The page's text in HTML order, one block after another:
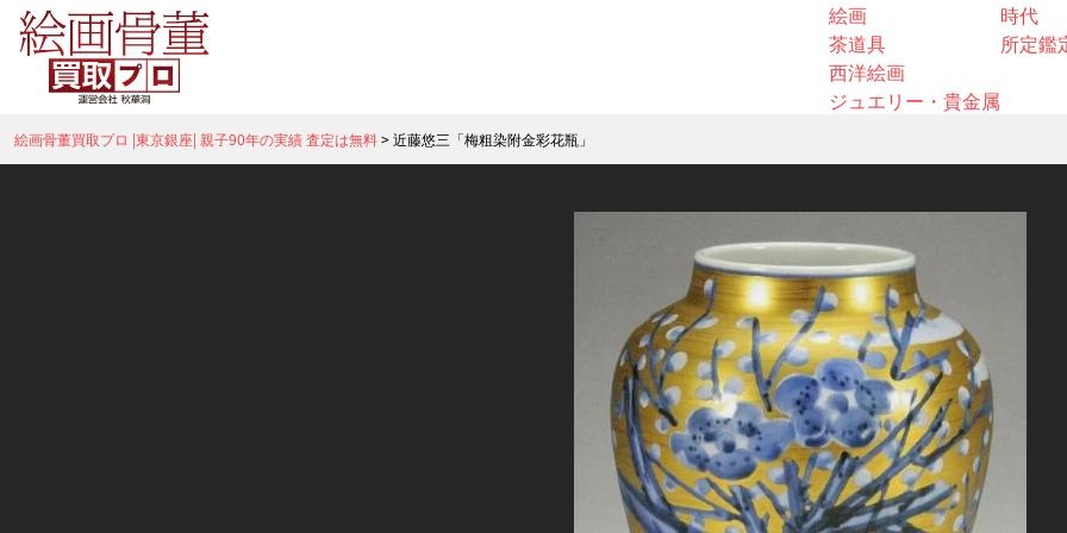
絵画
茶道具
西洋絵画
ジュエリー・貴金属
時代
所定鑑
絵画骨董買取プロ |東京銀座| 親子90年の実績 査定は無料>近藤悠三「梅粗染附金彩花瓶」